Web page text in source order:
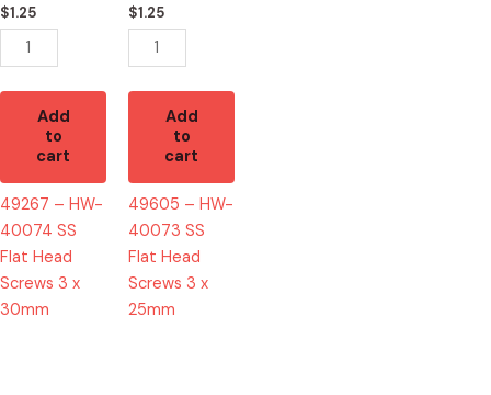
$1.25
Head
Screws
3
x
30mm
quantity
Add
to
cart
49267 – HW-
40074 SS
Flat Head
Screws 3 x
30mm
$1.25
Head
Screws
3
x
25mm
quantity
Add
to
cart
49605 – HW-
40073 SS
Flat Head
Screws 3 x
25mm